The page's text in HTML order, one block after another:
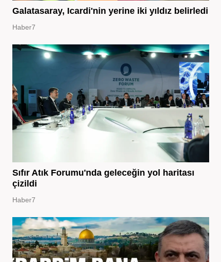
Galatasaray, Icardi'nin yerine iki yıldız belirledi
Haber7
Sıfır Atık Forumu'nda geleceğin yol haritası
çizildi
Haber7